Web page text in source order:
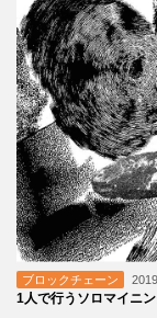
ブロックチェーン
1人で行うソロマイニ